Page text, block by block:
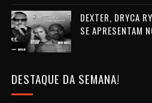
DEXTER, DRYCA
SE APRESENTAM
DESTAQUE DA SEMANA!